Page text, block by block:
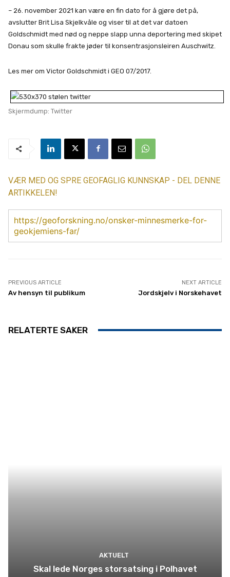
– 26. november 2021 kan være en fin dato for å gjøre det på,
avslutter Brit Lisa Skjelkvåle og viser til at det var datoen
Goldschmidt med nød og neppe slapp unna deportering med skipet
Donau som skulle frakte jøder til konsentrasjonsleiren Auschwitz.
Les mer om Victor Goldschmidt i GEO 07/2017.
Skjermdump: Twitter
VÆR MED OG SPRE GEOFAGLIG KUNNSKAP - DEL DENNE
ARTIKKELEN!
https://geoforskning.no/onsker-minnesmerke-for-
geokjemiens-far/
PREVIOUS ARTICLE
Av hensyn til publikum
NEXT ARTICLE
Jordskjelv i Norskehavet
RELATERTE SAKER
AKTUELT
Skal lede Norges storsatsing i Polhavet